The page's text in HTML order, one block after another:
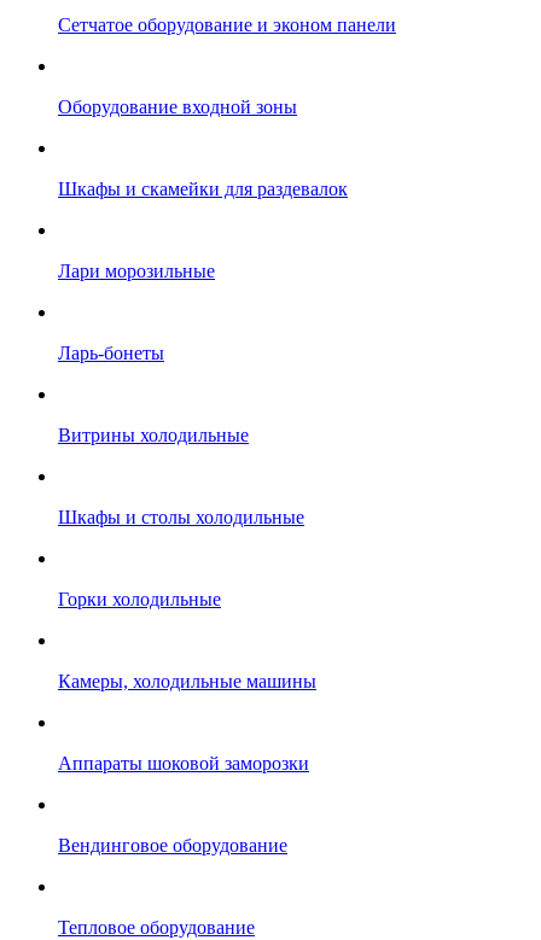
Сетчатое оборудование и эконом панели
Оборудование входной зоны
Шкафы и скамейки для раздевалок
Лари морозильные
Ларь-бонеты
Витрины холодильные
Шкафы и столы холодильные
Горки холодильные
Камеры, холодильные машины
Аппараты шоковой заморозки
Вендинговое оборудование
Тепловое оборудование